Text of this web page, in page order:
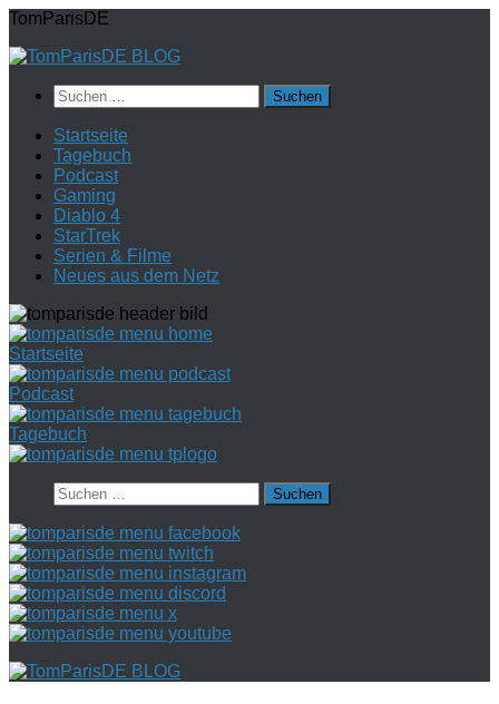
Zum
springen
TomParisDE
Suchen
nach:
Startseite
Tagebuch
Podcast
Gaming
Diablo 4
StarTrek
Serien & Filme
Neues aus dem Netz
Startseite
Podcast
Tagebuch
Suchen
nach: